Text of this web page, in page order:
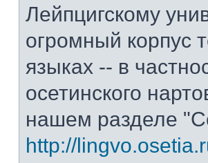
Лейпцигскому
огромный корпус
языках -- в
осетинского
нашем разделе
http://